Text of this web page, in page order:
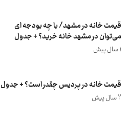
قیمت خانه در مشهد/ با چه بودجه‌ ای
می‌توان در مشهد خانه خرید؟ + جدول
1 سال پیش
قیمت خانه در پردیس چقدر است؟ + جدول
2 سال پیش